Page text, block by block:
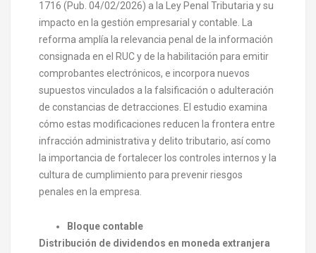
1716 (Pub. 04/02/2026) a la Ley Penal Tributaria y su
impacto en la gestión empresarial y contable. La
reforma amplía la relevancia penal de la información
consignada en el RUC y de la habilitación para emitir
comprobantes electrónicos, e incorpora nuevos
supuestos vinculados a la falsificación o adulteración
de constancias de detracciones. El estudio examina
cómo estas modificaciones reducen la frontera entre
infracción administrativa y delito tributario, así como
la importancia de fortalecer los controles internos y la
cultura de cumplimiento para prevenir riesgos
penales en la empresa.
Bloque contable
Distribución de dividendos en moneda extranjera